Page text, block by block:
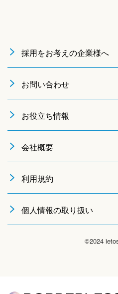
採用をお考えの企業様へ
お問い合わせ
お役立ち情報
会社概要
利用規約
個人情報の取り扱い
©2024